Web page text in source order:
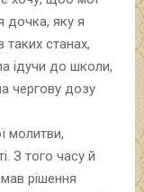
дочка, яку я
станах,
ідучи до школи,
чергову дозу
молитви,
З того часу й
рішення